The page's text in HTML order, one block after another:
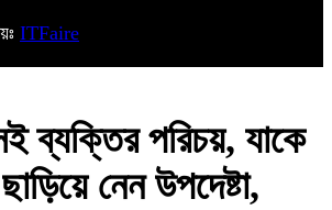
ITFaire
ব্যক্তির পরিচয়, যাকে
নেন উপদেষ্টা,